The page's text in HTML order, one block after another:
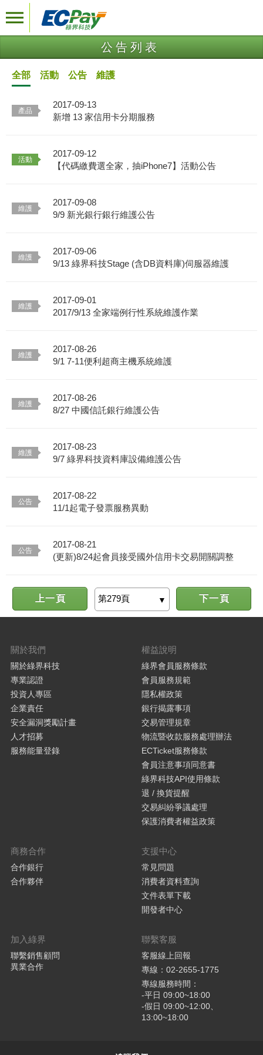
公告列表
全部 活動 公告 維護
2017-09-13
新增 13 家信用卡分期服務
2017-09-12
【代碼繳費選全家，抽iPhone7】活動公告
2017-09-08
9/9 新光銀行銀行維護公告
2017-09-06
9/13 綠界科技Stage (含DB資料庫)伺服器維護
2017-09-01
2017/9/13 全家端例行性系統維護作業
2017-08-26
9/1 7-11便利超商主機系統維護
2017-08-26
8/27 中國信託銀行維護公告
2017-08-23
9/7 綠界科技資料庫設備維護公告
2017-08-22
11/1起電子發票服務異動
2017-08-21
(更新)8/24起會員接受國外信用卡交易開關調整
上一頁 下一頁
關於我們
關於綠界科技
專業認證
投資人專區
企業責任
安全漏洞獎勵計畫
人才招募
服務能量登錄
權益說明
綠界會員服務條款
會員服務規範
隱私權政策
銀行揭露事項
交易管理規章
物流暨收款服務處理辦法
ECTicket服務條款
會員注意事項同意書
綠界科技API使用條款
退 / 換貨提醒
交易糾紛爭議處理
保護消費者權益政策
商務合作
合作銀行
合作夥伴
支援中心
常見問題
消費者資料查詢
文件表單下載
開發者中心
加入綠界
聯繫銷售顧問
異業合作
聯繫客服
客服線上回報
專線：02-2655-1775
專線服務時間：
-平日 09:00~18:00
-假日 09:00~12:00、
13:00~18:00